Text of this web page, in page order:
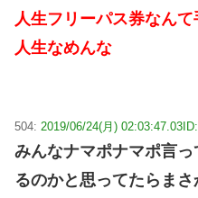
人生フリーパス券なん
人生なめんな
504: 2019/06/24(月) 02:03:47.03
みんなナマポナマポ言
るのかと思ってたらま